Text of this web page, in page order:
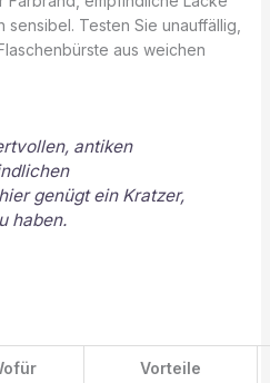
Testen Sie unauffällig,
aus weichen
antiken
genügt ein Kratzer,
haben.
Vorteile